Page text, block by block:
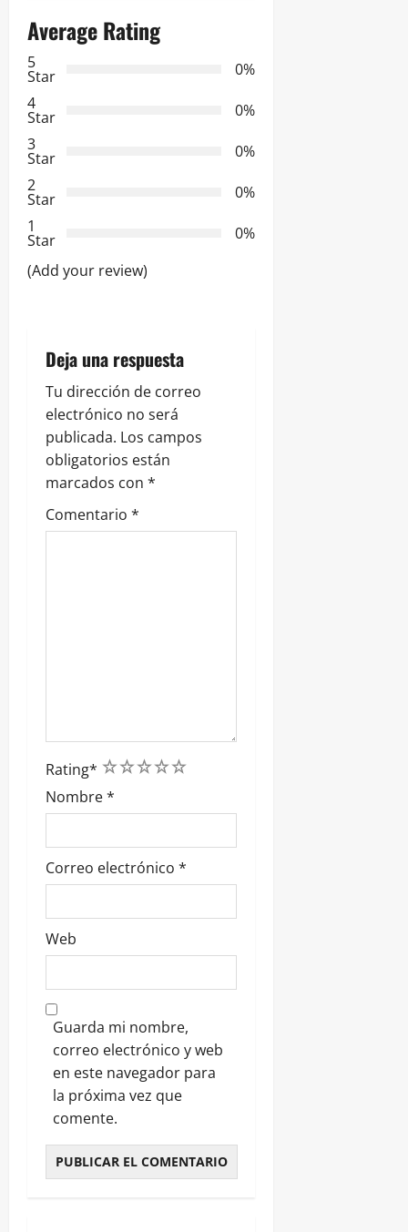
c
i
ó
n
d
e
e
t
r
a
d
a
s
Average Rating
5
Star
0%
4
Star
0%
3
Star
0%
2
Star
0%
1
Star
0%
(Add your review)
Deja una respuesta
Tu dirección de correo
electrónico no será
publicada. Los campos
obligatorios están
marcados con *
Comentario *
Rating* 5
4
3
2
1
Nombre*
Correo electrónico *
Web
Guarda mi nombre,
correo electrónico y web
en este navegador para
la próxima vez que
comente.